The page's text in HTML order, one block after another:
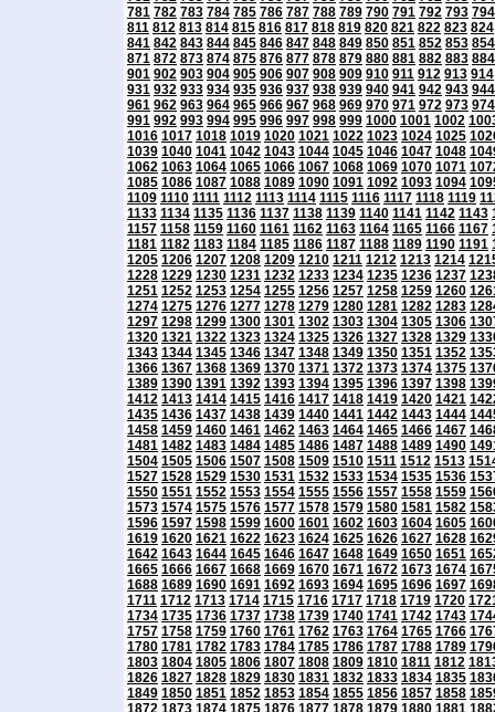
781 782 783 784 785 786 787 788 789 790 791 792 793 794
811 812 813 814 815 816 817 818 819 820 821 822 823 824
841 842 843 844 845 846 847 848 849 850 851 852 853 854
871 872 873 874 875 876 877 878 879 880 881 882 883 884
901 902 903 904 905 906 907 908 909 910 911 912 913 914
931 932 933 934 935 936 937 938 939 940 941 942 943 944
961 962 963 964 965 966 967 968 969 970 971 972 973 974
991 992 993 994 995 996 997 998 999 1000 1001 1002
1016 1017 1018 1019 1020 1021 1022 1023 1024 1025
1039 1040 1041 1042 1043 1044 1045 1046 1047 1048
1062 1063 1064 1065 1066 1067 1068 1069 1070 1071
1085 1086 1087 1088 1089 1090 1091 1092 1093 1094
1109 1110 1111 1112 1113 1114 1115 1116 1117 1118 1119
1133 1134 1135 1136 1137 1138 1139 1140 1141 1142 1143
1157 1158 1159 1160 1161 1162 1163 1164 1165 1166 1167
1181 1182 1183 1184 1185 1186 1187 1188 1189 1190 1191
1205 1206 1207 1208 1209 1210 1211 1212 1213 1214
1228 1229 1230 1231 1232 1233 1234 1235 1236 1237
1251 1252 1253 1254 1255 1256 1257 1258 1259 1260
1274 1275 1276 1277 1278 1279 1280 1281 1282 1283
1297 1298 1299 1300 1301 1302 1303 1304 1305 1306
1320 1321 1322 1323 1324 1325 1326 1327 1328 1329
1343 1344 1345 1346 1347 1348 1349 1350 1351 1352
1366 1367 1368 1369 1370 1371 1372 1373 1374 1375
1389 1390 1391 1392 1393 1394 1395 1396 1397 1398
1412 1413 1414 1415 1416 1417 1418 1419 1420 1421
1435 1436 1437 1438 1439 1440 1441 1442 1443 1444
1458 1459 1460 1461 1462 1463 1464 1465 1466 1467
1481 1482 1483 1484 1485 1486 1487 1488 1489 1490
1504 1505 1506 1507 1508 1509 1510 1511 1512 1513
1527 1528 1529 1530 1531 1532 1533 1534 1535 1536
1550 1551 1552 1553 1554 1555 1556 1557 1558 1559
1573 1574 1575 1576 1577 1578 1579 1580 1581 1582
1596 1597 1598 1599 1600 1601 1602 1603 1604 1605
1619 1620 1621 1622 1623 1624 1625 1626 1627 1628
1642 1643 1644 1645 1646 1647 1648 1649 1650 1651
1665 1666 1667 1668 1669 1670 1671 1672 1673 1674
1688 1689 1690 1691 1692 1693 1694 1695 1696 1697
1711 1712 1713 1714 1715 1716 1717 1718 1719 1720
1734 1735 1736 1737 1738 1739 1740 1741 1742 1743
1757 1758 1759 1760 1761 1762 1763 1764 1765 1766
1780 1781 1782 1783 1784 1785 1786 1787 1788 1789
1803 1804 1805 1806 1807 1808 1809 1810 1811 1812
1826 1827 1828 1829 1830 1831 1832 1833 1834 1835
1849 1850 1851 1852 1853 1854 1855 1856 1857 1858
1872 1873 1874 1875 1876 1877 1878 1879 1880 1881